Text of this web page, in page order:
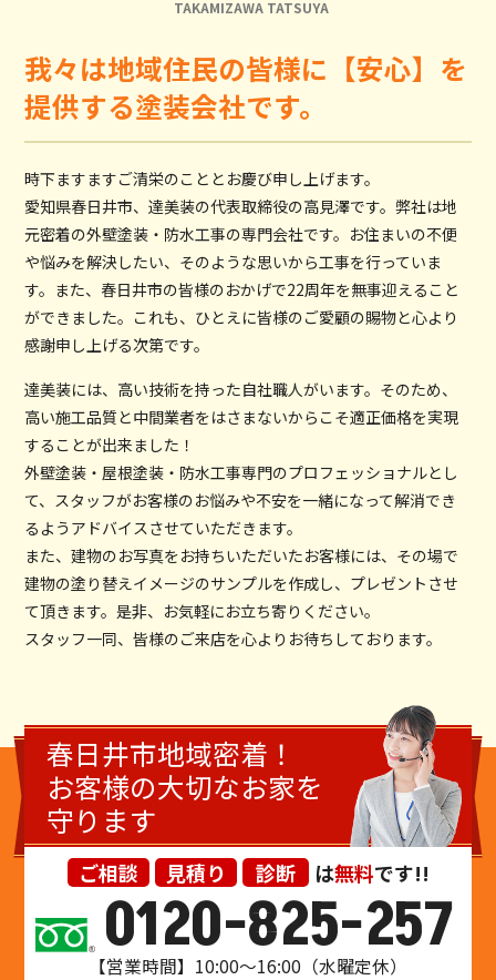
TAKAMIZAWA TATSUYA
我々は地域住民の皆様に【安心】を
提供する塗装会社です。
時下ますますご清栄のこととお慶び申し上げます。
愛知県春日井市、達美装の代表取締役の高見澤です。弊社は地
元密着の外壁塗装・防水工事の専門会社です。お住まいの不便
や悩みを解決したい、そのような思いから工事を行っていま
す。また、春日井市の皆様のおかげで22周年を無事迎えること
ができました。これも、ひとえに皆様のご愛顧の賜物と心より
感謝申し上げる次第です。
達美装には、高い技術を持った自社職人がいます。そのため、
高い施工品質と中間業者をはさまないからこそ適正価格を実現
することが出来ました！
外壁塗装・屋根塗装・防水工事専門のプロフェッショナルとし
て、スタッフがお客様のお悩みや不安を一緒になって解消でき
るようアドバイスさせていただきます。
また、建物のお写真をお持ちいただいたお客様には、その場で
建物の塗り替えイメージのサンプルを作成し、プレゼントさせ
て頂きます。是非、お気軽にお立ち寄りください。
スタッフ一同、皆様のご来店を心よりお待ちしております。
春日井市地域密着！
お客様の大切なお家を
守ります
ご相談 見積り 診断 は無料です!!
0120-825-257
【営業時間】10:00～16:00（水曜定休）